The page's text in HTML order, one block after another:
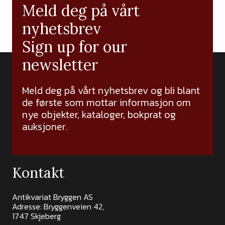
Meld deg på vårt
nyhetsbrev
Sign up for our
newsletter
Meld deg på vårt nyhetsbrev og bli blant
de første som mottar informasjon om
nye objekter, kataloger, bokprat og
auksjoner.
Kontakt
Antikvariat Bryggen AS
Adresse: Bryggenveien 42,
1747 Skjeberg